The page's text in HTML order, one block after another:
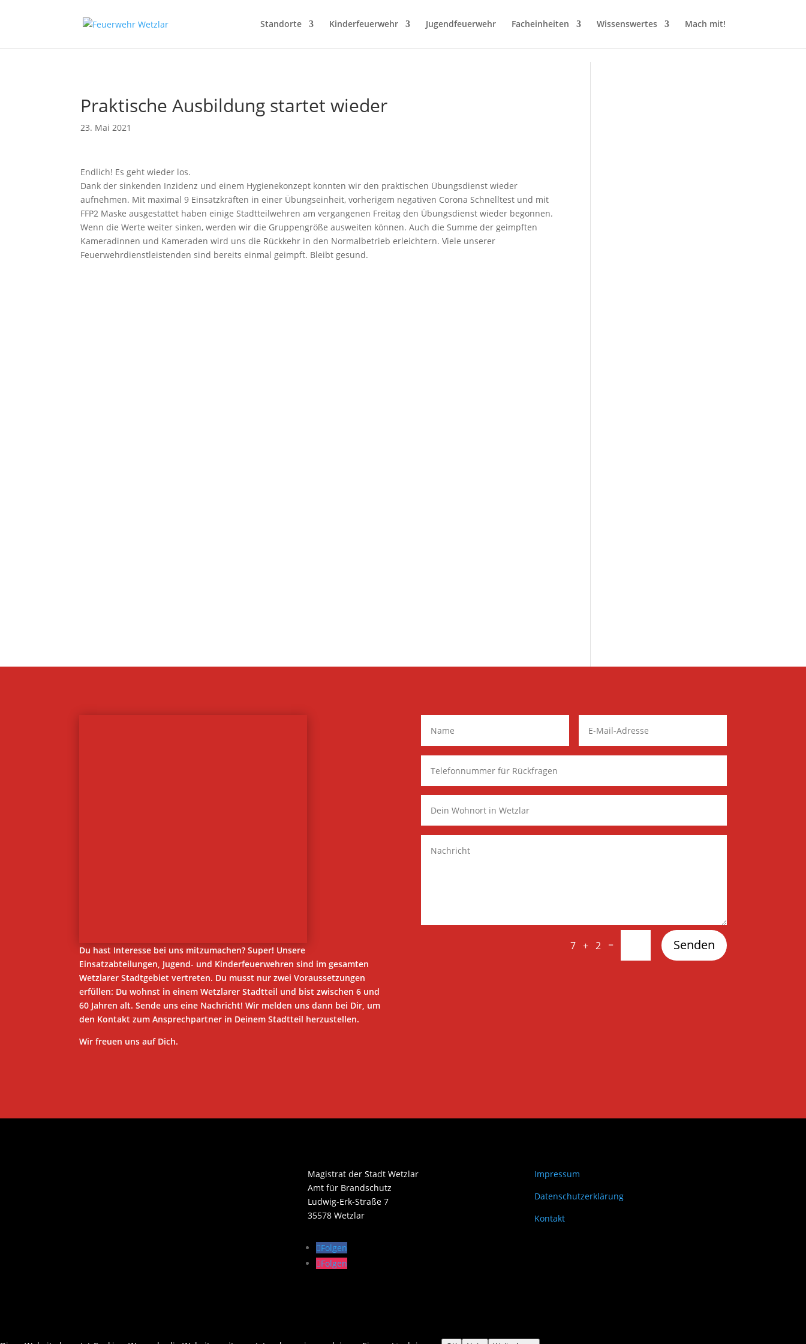
Standorte
Kinderfeuerwehr Jugendfeuerwehr Facheinheiten Wissenswertes Mach mit!
Praktische Ausbildung startet wieder
23. Mai 2021
Endlich! Es geht wieder los.
Dank der sinkenden Inzidenz und einem Hygienekonzept konnten wir den praktischen Übungsdienst wieder
aufnehmen. Mit maximal 9 Einsatzkräften in einer Übungseinheit, vorherigem negativen Corona Schnelltest und mit
FFP2 Maske ausgestattet haben einige Stadtteilwehren am vergangenen Freitag den Übungsdienst wieder begonnen.
Wenn die Werte weiter sinken, werden wir die Gruppengröße ausweiten können. Auch die Summe der geimpften
Kameradinnen und Kameraden wird uns die Rückkehr in den Normalbetrieb erleichtern. Viele unserer
Feuerwehrdienstleistenden sind bereits einmal geimpft. Bleibt gesund.
Du hast Interesse bei uns mitzumachen? Super! Unsere
Einsatzabteilungen, Jugend- und Kinderfeuerwehren sind im gesamten
Wetzlarer Stadtgebiet vertreten. Du musst nur zwei Voraussetzungen
erfüllen: Du wohnst in einem Wetzlarer Stadtteil und bist zwischen 6 und
60 Jahren alt. Sende uns eine Nachricht! Wir melden uns dann bei Dir, um
den Kontakt zum Ansprechpartner in Deinem Stadtteil herzustellen.
Wir freuen uns auf Dich.
7 + 2 = Senden
Magistrat der Stadt Wetzlar
Amt für Brandschutz
Ludwig-Erk-Straße 7
35578 Wetzlar
Folgen
Folgen
Impressum
Datenschutzerklärung
Kontakt